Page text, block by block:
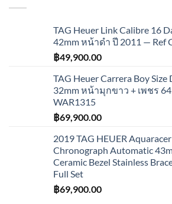
TAG Heuer Link Calibre 16
42mm หน้าดำ ปี 2011 — Ref
฿49,900.00
TAG Heuer Carrera Boy Size
32mm หน้ามุกขาว + เพชร
WAR1315
฿69,900.00
2019 TAG HEUER
Chronograph Automatic
Ceramic Bezel Stainless
Full Set
฿69,900.00